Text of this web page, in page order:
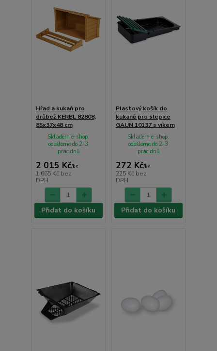
Hřad a kukaň pro
drůbež KERBL 82808,
85x37x48 cm
2 015 Kč/ks
1 665 Kč bez
DPH
Skladem e-shop,
odešleme do 2-3
prac.dnů
Přidat do košíku
Plastový košík do
kukaně pro slepice
GAUN 10137 s víkem
272 Kč/ks
225 Kč bez
DPH
Skladem e-shop,
odešleme do 2-3
prac.dnů
Přidat do košíku